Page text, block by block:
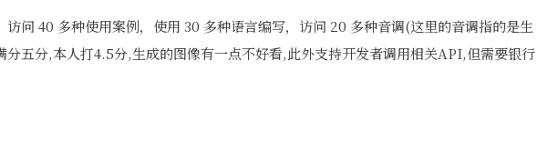
访问 40 多种使用案例，使用 30 多种语言编写，访问 20 多种音调(这里的音调指的是生
分五分,本人打4.5分,生成的图像有一点不好看,此外支持开发者调用相关API,但需要银行